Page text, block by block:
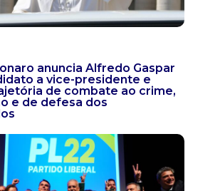
anuncia Alfredo Gaspar
a vice-presidente e
de combate ao crime,
e de defesa dos